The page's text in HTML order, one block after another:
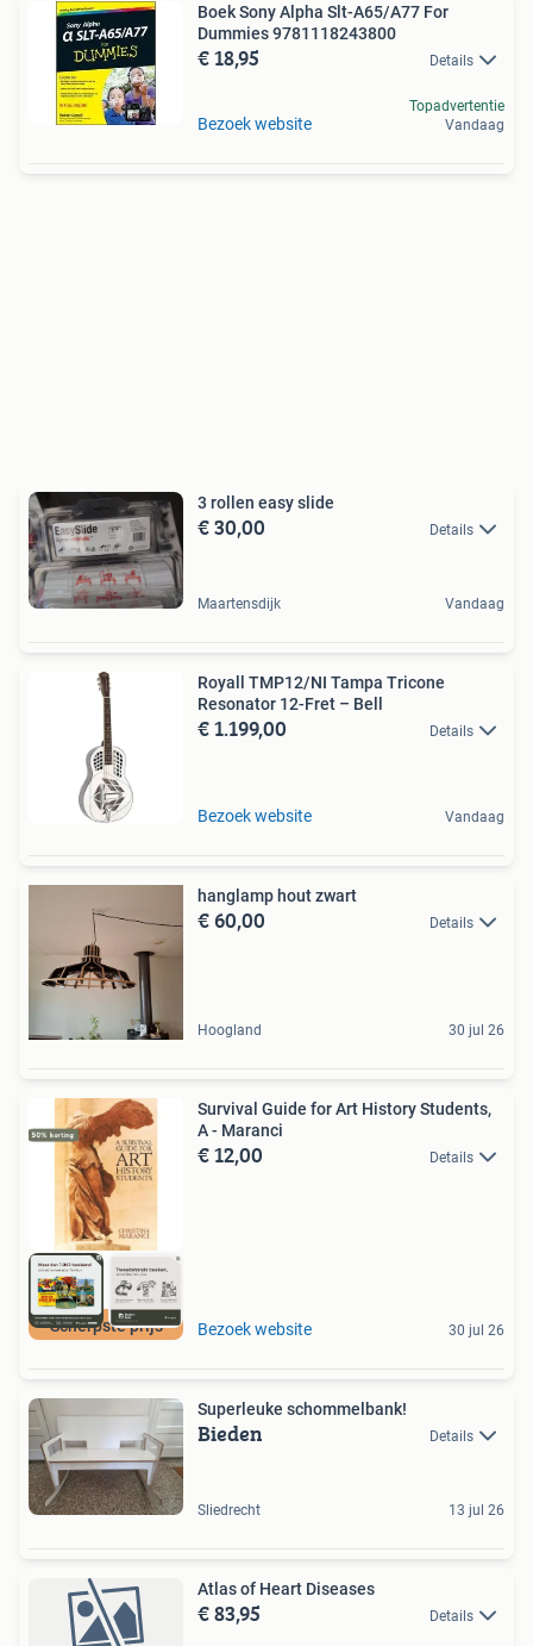
Boek Sony Alpha Slt-A65/A77 For
Dummies 9781118243800
€ 18,95 Details
Bezoek website
Topadvertentie
Vandaag
3 rollen easy slide
€ 30,00 Details
Maartensdijk Vandaag
Royall TMP12/NI Tampa Tricone
Resonator 12-Fret – Bell
€ 1.199,00 Details
Bezoek website Vandaag
hanglamp hout zwart
€ 60,00 Details
Hoogland 30 jul 26
Scherpste prijs
Survival Guide for Art History Students,
A - Maranci
€ 12,00 Details
Bezoek website 30 jul 26
Superleuke schommelbank!
Bieden Details
Sliedrecht 13 jul 26
Atlas of Heart Diseases
€ 83,95 Details